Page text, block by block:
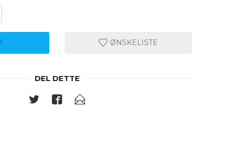
ØNSKELISTE
DEL DETTE